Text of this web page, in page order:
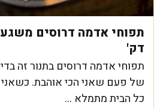
דק'
תפוחי אדמה דרוסים בתנור זה
של פעם שאני הכי אוהבת.
כל הבית מתמלא ...